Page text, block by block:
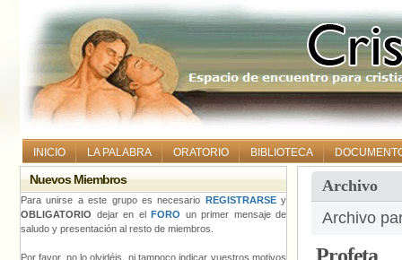
INICIO LA PALABRA ORATORIO BIBLIOTECA
Archivo
Archivo
Nuevos Miembros
Para unirse a este grupo es necesario REGISTRARSEy
OBLIGATORIO dejar en el FORO un primer mensaje de
saludo y presentación al resto de miembros.
Por favor, no lo olvidéis, ni tampoco indicar vuestros motivos